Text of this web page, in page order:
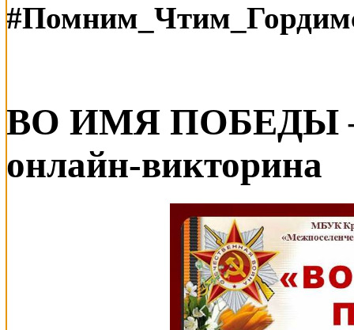
ВО ИМЯ ПОБЕДЫ –
онлайн-викторина